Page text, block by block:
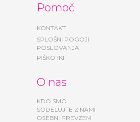
Pomoč
KONTAKT
SPLOŠNI POGOJI
POSLOVANJA
PIŠKOTKI
O nas
KDO SMO
SODELUJTE Z NAMI
OSEBNI PREVZEM